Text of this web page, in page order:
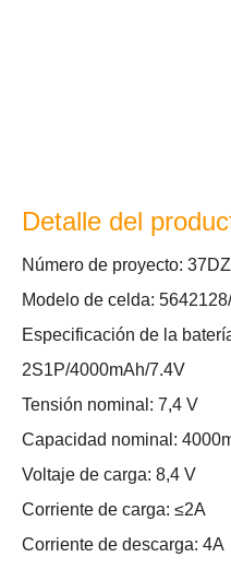
Detalle del
Número de proyecto:
Modelo de celda:
Especificación de la
2S1P/4000mAh/7.4V
Tensión nominal: 7,4 V
Capacidad nominal:
Voltaje de carga: 8,4 V
Corriente de carga: ≤2A
Corriente de descarga: 4A